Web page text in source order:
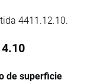
4411.12.10.
de superficie